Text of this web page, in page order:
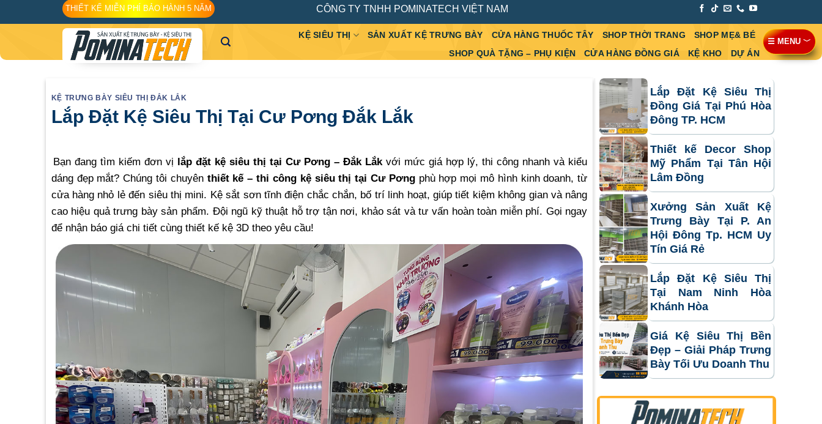
to
THIẾT KẾ MIỄN PHÍ BẢO HÀNH 5 NĂM CÔNG TY TNHH POMINATECH VIỆT NAM
KỆ SIÊU THỊ SẢN XUẤT KỆ TRƯNG BÀY CỬA HÀNG THUỐC TÂY SHOP THỜI TRANG
SHOP MẸ& BÉ
SHOP QUÀ TẶNG – PHỤ KIỆN
CỬA HÀNG ĐỒNG GIÁ KỆ KHO DỰ ÁN
KỆ TRƯNG BÀY SIÊU THỊ ĐẮK LẮK
Lắp Đặt Kệ Siêu Thị Tại Cư Pơng Đắk Lắk
Bạn đang tìm kiếm đơn vị lắp đặt kệ siêu thị tại Cư Pơng – Đắk Lắkvới mức giá hợp lý, thi công nhanh và kiểu
dáng đẹp mắt? Chúng tôi chuyên thiết kế – thi công kệ siêu thị tại Cư Pơngphù hợp mọi mô hình kinh doanh, từ
cửa hàng nhỏ lẻ đến siêu thị mini. Kệ sắt sơn tĩnh điện chắc chắn, bố trí linh hoạt, giúp tiết kiệm không gian và nâng
cao hiệu quả trưng bày sản phẩm. Đội ngũ kỹ thuật hỗ trợ tận nơi, khảo sát và tư vấn hoàn toàn miễn phí. Gọi ngay
để nhận báo giá chi tiết cùng thiết kế kệ 3D theo yêu cầu!
Lắp Đặt Kệ Siêu Thị
Đồng Giá Tại Phú Hòa
Đông TP. HCM
Thiết kế Decor Shop
Mỹ Phẩm Tại Tân Hội
Lâm Đồng
Xưởng Sản Xuất Kệ
Trưng Bày Tại P. An
Hội Đông Tp. HCM Uy
Tín Giá Rẻ
Lắp Đặt Kệ Siêu Thị
Tại Nam Ninh Hòa
Khánh Hòa
Giá Kệ Siêu Thị Bền
Đẹp – Giải Pháp Trưng
Bày Tối Ưu Doanh Thu
☰ MENU ﹀